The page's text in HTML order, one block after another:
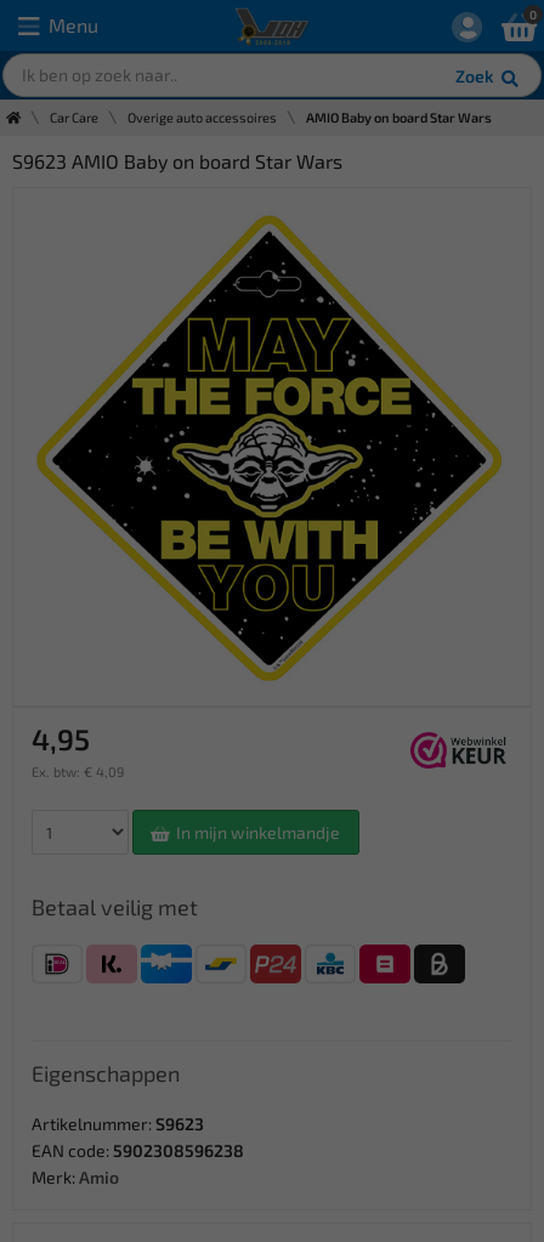
Menu
Zoek
0
Car Care Overige auto accessoires AMIO Baby on board Star Wars
S9623 AMIO Baby on board Star Wars
4,95
Ex. btw: € 4,09
In mijn winkelmandje
Betaal veilig met
Eigenschappen
Artikelnummer: S9623
EAN code: 5902308596238
Merk: Amio